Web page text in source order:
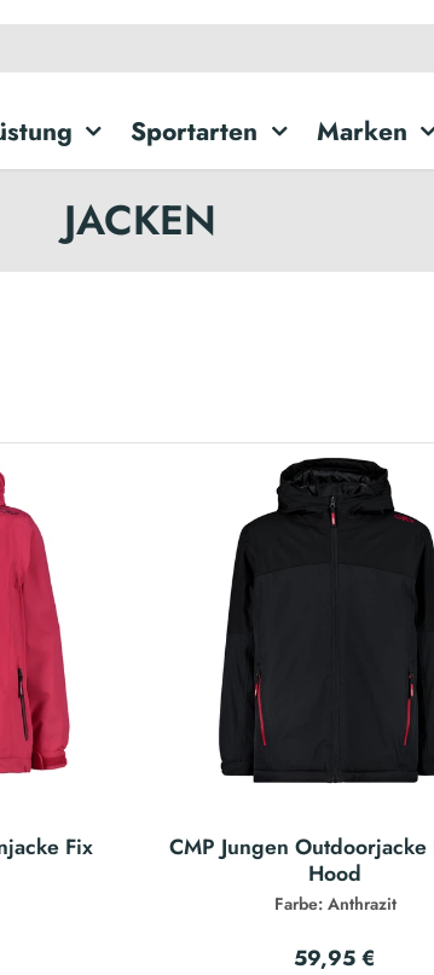
Sportarten Marken
JACKEN
Fix
CMP Jungen
Hood
Farbe: Anthrazit
59,95 €